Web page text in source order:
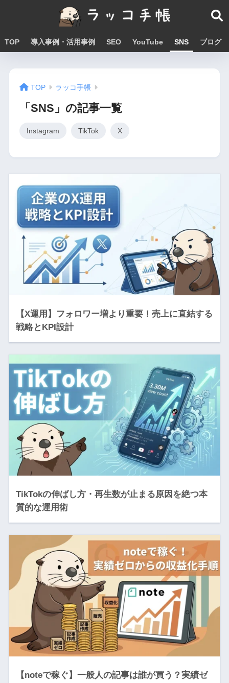
TOP 導入事例・活用事例 SEO YouTube SNS ブログ
TOP ラッコ手帳
「SNS」の記事一覧
Instagram TikTok X
【X運用】フォロワー増より重要！売上に直結する
戦略とKPI設計
TikTokの伸ばし方・再生数が止まる原因を絶つ本
質的な運用術
【noteで稼ぐ】一般人の記事は誰が買う？実績ゼ